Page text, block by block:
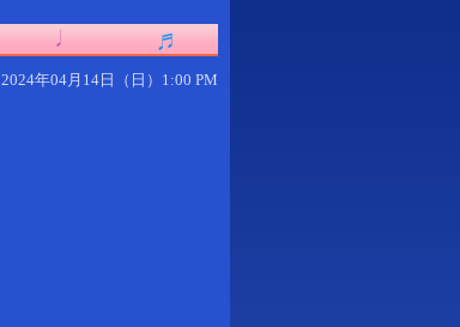
2024年04月14日（日）1:00 PM